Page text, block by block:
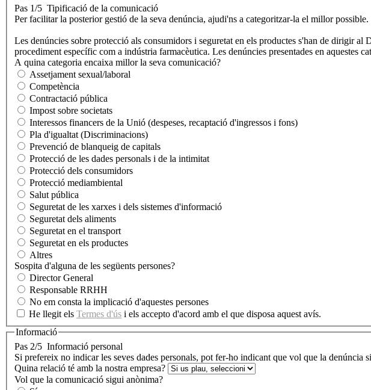
Pas 1/5 Tipificació de la comunicació
Per facilitar la posterior gestió de la seva denúncia, ajudi'ns a categoritzar-la el millor possible.
Les denúncies sobre protecció als consumidors i seguretat en els productes s'han de dirigir
procediment específic com a indústria farmacèutica. Les denúncies presentades en aquestes
A quina categoria encaixa millor la seva comunicació?
Assetjament sexual/laboral
Competència
Contractació pública
Impost sobre societats
Interessos financers de la Unió (despeses, recaptació d'ingressos i fons)
Pla d'igualtat (Discriminacions)
Prevenció de blanqueig de capitals
Protecció de les dades personals i de la intimitat
Protecció dels consumidors
Protecció mediambiental
Salut pública
Seguretat de les xarxes i dels sistemes d'informació
Seguretat dels aliments
Seguretat en el transport
Seguretat en els productes
Altres
Sospita d'alguna de les següents persones?
Director General
Responsable RRHH
No em consta la implicació d'aquestes persones
He llegit els Termes d'ús i els accepto d'acord amb el que disposa aquest avís.
Informació
Pas 2/5 Informació personal
Si prefereix no indicar les seves dades personals, pot fer-ho indicant que vol que la denúncia
Quina relació té amb la nostra empresa?
Vol que la comunicació sigui anònima?